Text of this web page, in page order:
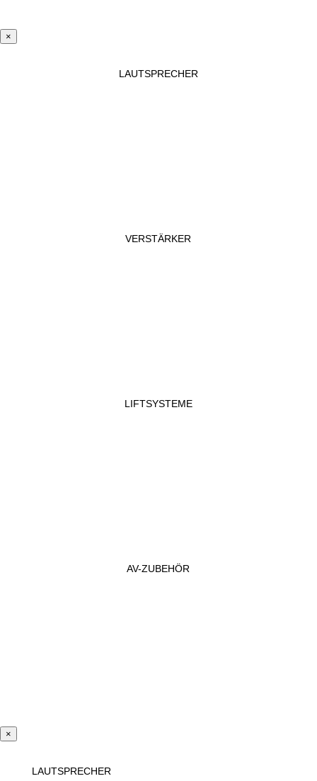
×
LAUTSPRECHER
VERSTÄRKER
LIFTSYSTEME
AV-ZUBEHÖR
×
LAUTSPRECHER